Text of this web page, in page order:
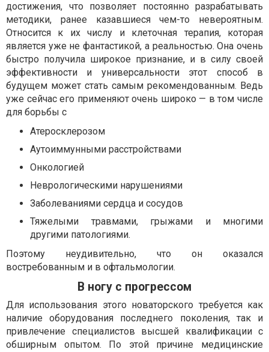
достижения, что позволяет постоянно разрабатывать
методики, ранее казавшиеся чем-то невероятным.
Относится к их числу и клеточная терапия, которая
является уже не фантастикой, а реальностью. Она очень
быстро получила широкое признание, и в силу своей
эффективности и универсальности этот способ в
будущем может стать самым рекомендованным. Ведь
уже сейчас его применяют очень широко — в том числе
для борьбы с
Атеросклерозом
Аутоиммунными расстройствами
Онкологией
Неврологическими нарушениями
Заболеваниями сердца и сосудов
Тяжелыми травмами, грыжами и многими
другими патологиями.
Поэтому неудивительно, что он оказался
востребованным и в офтальмологии.
В ногу с прогрессом
Для использования этого новаторского требуется как
наличие оборудования последнего поколения, так и
привлечение специалистов высшей квалификации с
обширным опытом. По этой причине медицинские